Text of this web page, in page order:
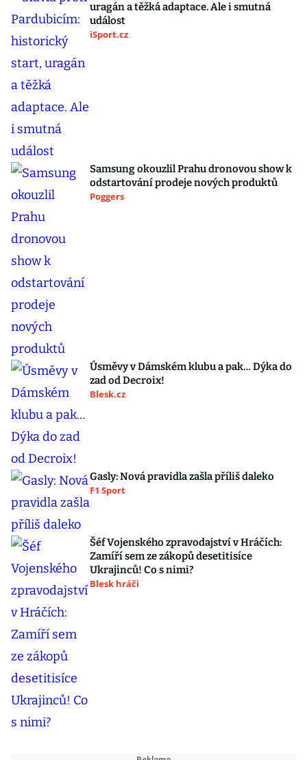
uragán a těžká adaptace. Ale i smutná
událost
iSport.cz
Samsung okouzlil Prahu dronovou show k
odstartování prodeje nových produktů
Poggers
Úsměvy v Dámském klubu a pak… Dýka do
zad od Decroix!
Blesk.cz
Gasly: Nová pravidla zašla příliš daleko
F1 Sport
Šéf Vojenského zpravodajství v Hráčích:
Zamíří sem ze zákopů desetitisíce
Ukrajinců! Co s nimi?
Blesk hráči